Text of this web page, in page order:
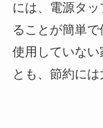
には、電源タ
ることが簡単で
使用していな
とも、節約には